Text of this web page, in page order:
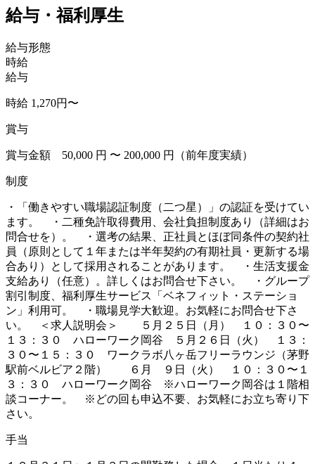
給与・福利厚生
給与形態
時給
給与
時給 1,270円〜
賞与
賞与金額 50,000 円 〜 200,000 円（前年度実績）
制度
・「働きやすい職場認証制度（二つ星）」の認証を受けてい
ます。 ・二種免許取得費用、会社負担制度あり（詳細はお
問合せを）。 ・選考の結果、正社員とほぼ同条件の契約社
員（原則として１年または半年契約の有期社員・更新する場
合あり）として採用されることがあります。 ・生活支援金
支給あり（任意）。詳しくはお問合せ下さい。 ・グループ
割引制度、福利厚生サービス「ベネフィット・ステーショ
ン」利用可。 ・職場見学大歓迎。お気軽にお問合せ下さ
い。 ＜求人説明会＞ ５月２５日（月） １０：３０〜
１３：３０ ハローワーク岡谷 ５月２６日（火） １３：
３０〜１５：３０ ワークラボ八ヶ岳フリーラウンジ（茅野
駅前ベルビア２階） ６月 ９日（火） １０：３０〜１
３：３０ ハローワーク岡谷 ※ハローワーク岡谷は１階相
談コーナー。 ※どの回も申込不要、お気軽にお立ち寄り下
さい。
手当